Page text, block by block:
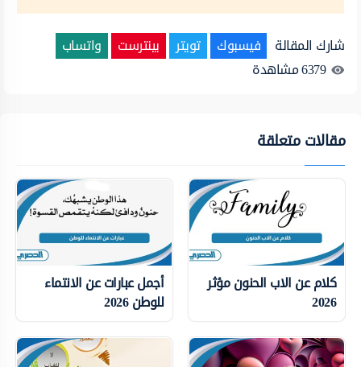
شارك المقالة فيسبوك تويتر بينترست
واتساب
6379مشاهدة
مقالات متعلقة
كلام عن الاب الحنون مؤثر
2026
أجمل عبارات عن الانتماء
للوطن 2026